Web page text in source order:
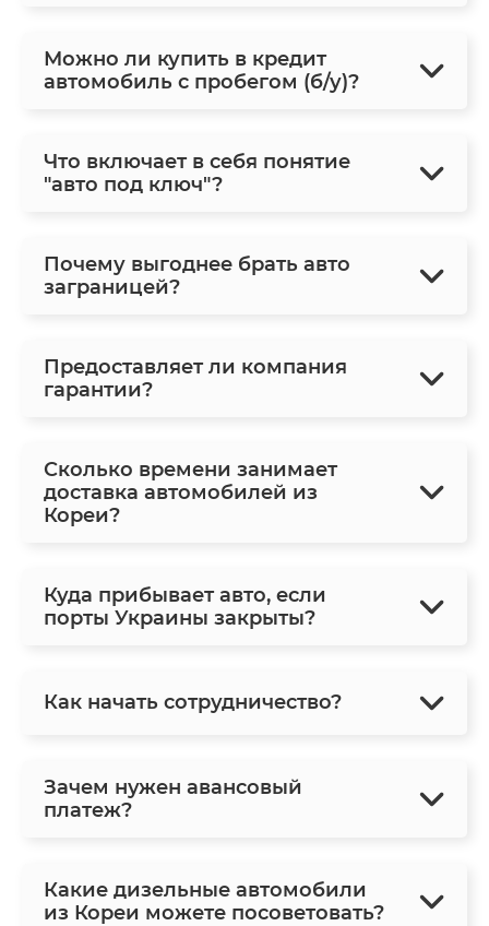
Можно ли купить в кредит
автомобиль с пробегом (б/у)?
Что включает в себя понятие
"авто под ключ"?
Почему выгоднее брать авто
заграницей?
Предоставляет ли компания
гарантии?
Сколько времени занимает
доставка автомобилей из
Кореи?
Куда прибывает авто, если
порты Украины закрыты?
Как начать сотрудничество?
Зачем нужен авансовый
платеж?
Какие дизельные автомобили
из Кореи можете посоветовать?